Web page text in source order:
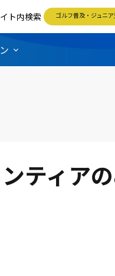
ト内検索 ゴルフ普及・ジュニ
ティア